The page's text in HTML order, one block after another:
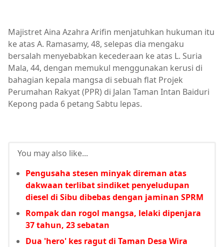
Majistret Aina Azahra Arifin menjatuhkan hukuman itu
ke atas A. Ramasamy, 48, selepas dia mengaku
bersalah menyebabkan kecederaan ke atas L. Suria
Mala, 44, dengan memukul menggunakan kerusi di
bahagian kepala mangsa di sebuah flat Projek
Perumahan Rakyat (PPR) di Jalan Taman Intan Baiduri
Kepong pada 6 petang Sabtu lepas.
You may also like...
Pengusaha stesen minyak direman atas
dakwaan terlibat sindiket penyeludupan
diesel di Sibu dibebas dengan jaminan SPRM
Rompak dan rogol mangsa, lelaki dipenjara
37 tahun, 23 sebatan
Dua 'hero' kes ragut di Taman Desa Wira